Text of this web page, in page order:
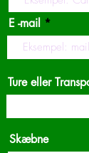
E -mail
Ture eller
Skæbne